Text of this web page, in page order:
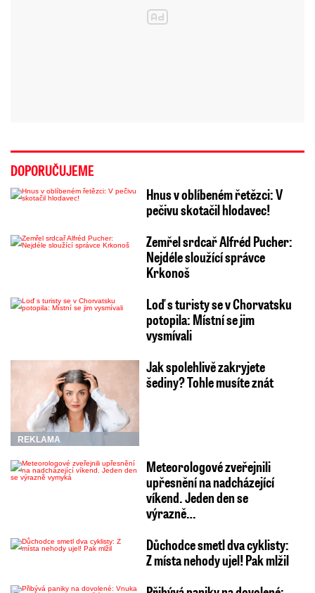
DOPORUČUJEME
Hnus v oblíbeném řetězci: V
pečivu skotačil hlodavec!
Zemřel srdcař Alfréd Pucher:
Nejdéle sloužící správce
Krkonoš
Loď s turisty se v Chorvatsku
potopila: Místní se jim
vysmívali
REKLAMA
Jak spolehlivě zakryjete
šediny? Tohle musíte znát
Meteorologové zveřejnili
upřesnění na nadcházející
víkend. Jeden den se
výrazně…
Důchodce smetl dva cyklisty:
Z místa nehody ujel! Pak mlžil